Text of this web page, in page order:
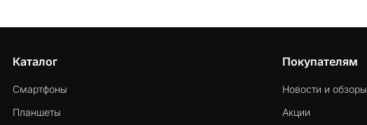
Каталог
Смартфоны
Планшеты
Покупателям
Новости и обзоры
Акции